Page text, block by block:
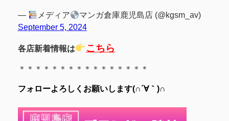
— メディア
マンガ倉庫鹿児島店 (@kgsm_av)
September 5, 2024
各店新着情報は こちら
＊＊＊＊＊＊＊＊＊＊＊＊＊＊＊＊
フォローよろしくお願いします(∩´∀｀)∩